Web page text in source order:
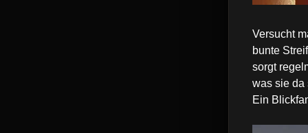
Versucht
bunte
sorgt
was sie da
Ein